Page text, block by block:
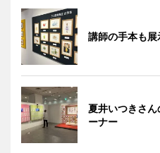
講師の手本も展
夏井いつきさ
ーナー